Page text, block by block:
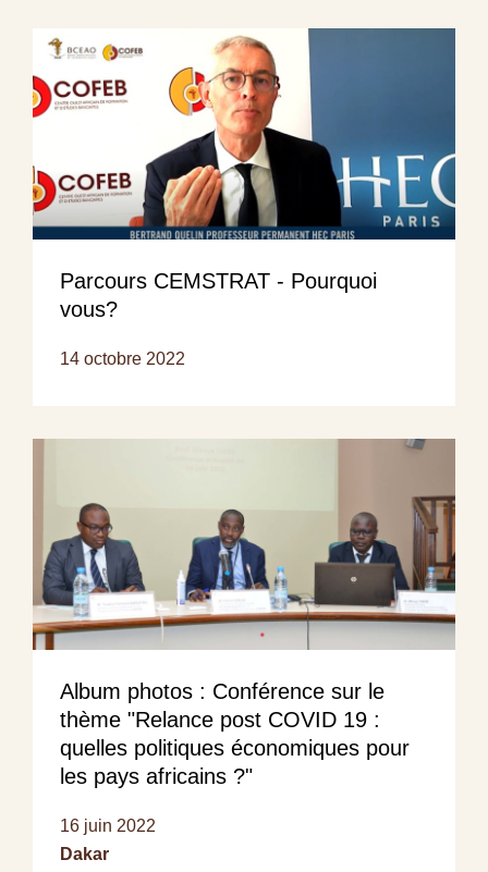
Parcours CEMSTRAT - Pourquoi
vous?
14 octobre 2022
Album photos : Conférence sur le
thème "Relance post COVID 19 :
quelles politiques économiques pour
les pays africains ?"
16 juin 2022
Dakar